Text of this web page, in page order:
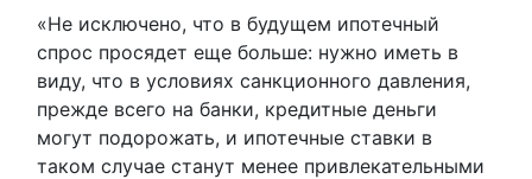
«Не исключено, что в будущем ипотечный
спрос просядет еще больше: нужно иметь в
виду, что в условиях санкционного давления,
прежде всего на банки, кредитные деньги
могут подорожать, и ипотечные ставки в
таком случае станут менее привлекательными